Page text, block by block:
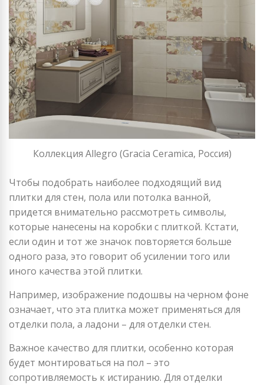
Коллекция Allegro (Gracia Ceramica, Россия)
Чтобы подобрать наиболее подходящий вид
плитки для стен, пола или потолка ванной,
придется внимательно рассмотреть символы,
которые нанесены на коробки с плиткой. Кстати,
если один и тот же значок повторяется больше
одного раза, это говорит об усилении того или
иного качества этой плитки.
Например, изображение подошвы на черном фоне
означает, что эта плитка может применяться для
отделки пола, а ладони – для отделки стен.
Важное качество для плитки, особенно которая
будет монтироваться на пол – это
сопротивляемость к истиранию. Для отделки